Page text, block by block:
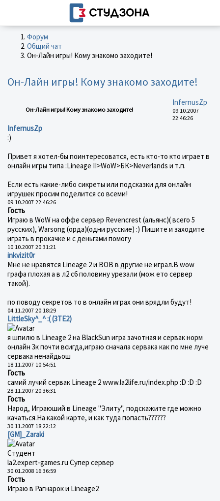
Форум
Общий чат
Он-Лайн игры! Кому знакомо заходите!
Он-Лайн игры! Кому знакомо заходите!
Он-Лайн игры! Кому знакомо заходите!
InfernusZp
09.10.2007
22:46:26
InfernusZp
:)
Привет я хотел-бы поинтересоватся, есть кто-то кто играет в
онлайн игры типа :Lineage II>WoW>БК>Neverlands и т.п.
Если есть какие-либо сикреты или подсказки для онлайн
игрушек просим поделится со всеми!
09.10.2007 22:46:26
Гость
Играю в WoW на оффе сервер Revencrest (альянс)( всего 5
русских), Warsong (орда)(одни русские) :) Пишите и заходите
играть в прокачке и с деньгами помогу
10.10.2007 20:31:21
inkvizit0r
Мне не нравятся Lineage 2 и ВОВ в другие не играл.В wow
графа плохая а в л2 с6 половину урезали (мож ето сервер
такой).
по поводу cекретов то в онлайн играх они врядли будут!
04.11.2007 20:18:29
LittleSky^_^ :( (3ТЕ2)
я шпилю в Lineage 2 на BlackSun игра зачотная и сервак норм
онлайн 3к почти всигда,играю сначала сервака как по мне луче
сервака ненайдьош
18.11.2007 10:54:51
Гость
самий лучий сервак Lineage 2 www.la2life.ru/index.php :D :D :D
28.11.2007 20:36:31
Гость
Народ, Играюший в Lineage "Элиту", подскажите где можно
качаться.На какой карте, и как туда попасть??????
30.11.2007 18:22:12
[GM]_Zaraki
Студент
la2.expert-games.ru Супер сервер
30.01.2008 16:36:59
Гость
Играю в Рагнарок и Lineage2